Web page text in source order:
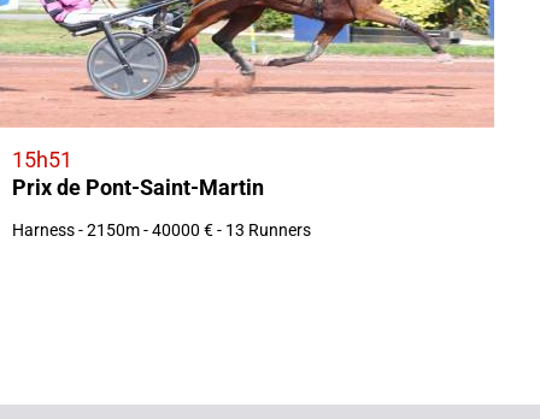
15h51
Prix de Pont-Saint-Martin
Harness - 2150m - 40000 € - 13 Runners